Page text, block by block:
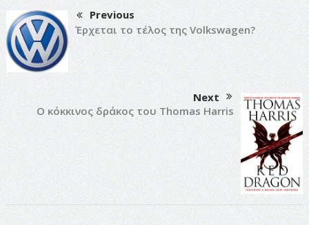
Previous
Έρχεται το τέλος της Volkswagen?
Next
Ο κόκκινος δράκος του Thomas Harris